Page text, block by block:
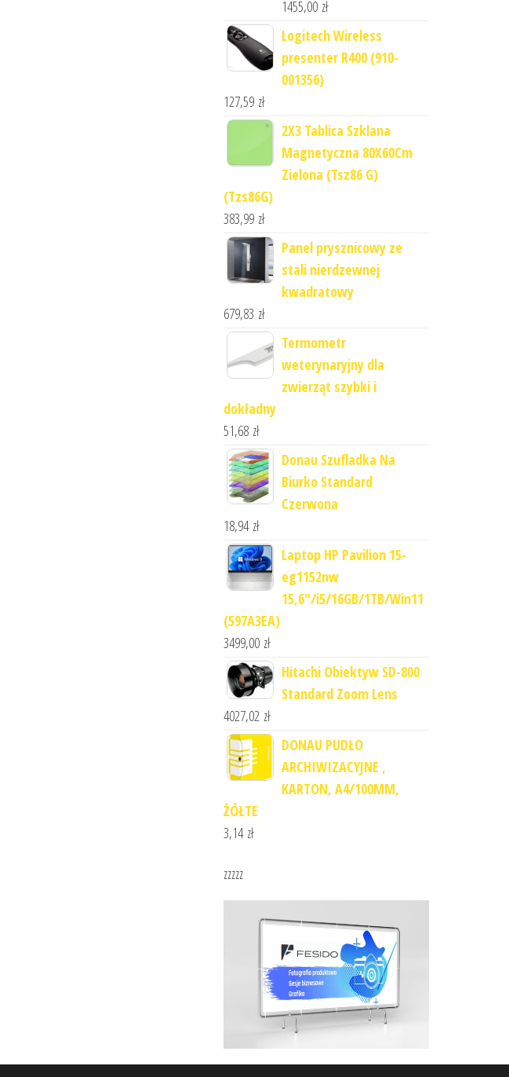
1455,00 zł
Logitech Wireless
presenter R400 (910-
001356)
127,59 zł
2X3 Tablica Szklana
Magnetyczna 80X60Cm
Zielona (Tsz86 G)
(Tzs86G)
383,99 zł
Panel prysznicowy ze
stali nierdzewnej
kwadratowy
679,83 zł
Termometr
weterynaryjny dla
zwierząt szybki i
dokładny
51,68 zł
Donau Szufladka Na
Biurko Standard
Czerwona
18,94 zł
Laptop HP Pavilion 15-
eg1152nw
15,6"/i5/16GB/1TB/Win11
(597A3EA)
3499,00 zł
Hitachi Obiektyw SD-800
Standard Zoom Lens
4027,02 zł
DONAU PUDŁO
ARCHIWIZACYJNE ,
KARTON, A4/100MM,
ŻÓŁTE
3,14 zł
zzzzz